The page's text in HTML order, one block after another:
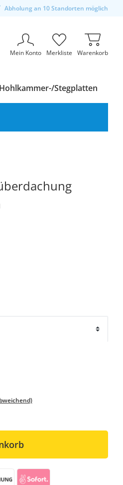
Abholung an 10 Standorten möglich
Mein Konto Merkliste Warenkorb
Hohlkammer-/Stegplatten